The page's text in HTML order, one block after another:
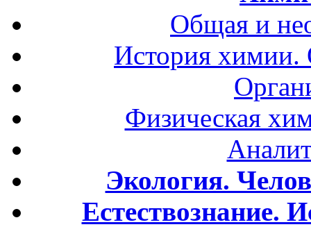
Общая и
История
Физическая
Экология.
Естествознание.